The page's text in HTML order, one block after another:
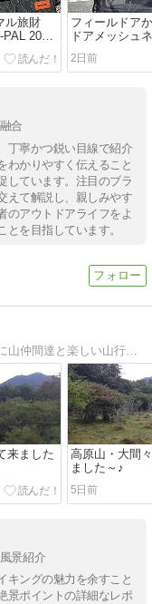
ル旅財
2026
フィールドア
ドアメッシュ
2日前
合
丁寧かつ鋭い目線で紹介
わかりやすく伝えること
しています。注目のブラ
えて解説し、親しみやす
のアウトドアライフをよ
を目指しています。
山歩きと蕎麦が大好きな山日記です。特に山仲間達と楽しい山行をずっと続けて行きたいと思っています。
来ました
高原山・大間
ました～♪
5日前
景紹介
キングの魅力を余すこと
景ポイントの詳細なレポ